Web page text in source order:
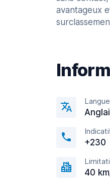
avantageux
+230
40